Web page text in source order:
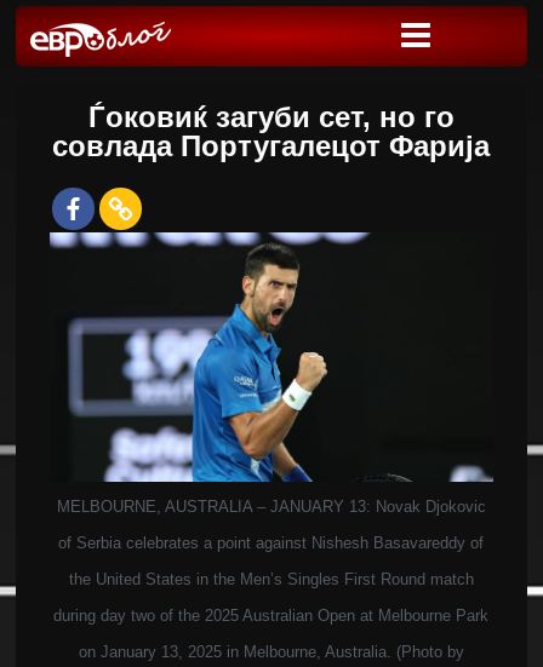
Ѓоковиќ загуби сет, но го
совлада Португалецот Фарија
MELBOURNE, AUSTRALIA – JANUARY 13: Novak Djokovic
of Serbia celebrates a point against Nishesh Basavareddy of
the United States in the Men’s Singles First Round match
during day two of the 2025 Australian Open at Melbourne Park
on January 13, 2025 in Melbourne, Australia. (Photo by